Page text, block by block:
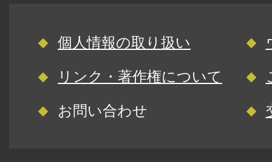
個人情報の取り扱い
リンク・著作権について
お問い合わせ